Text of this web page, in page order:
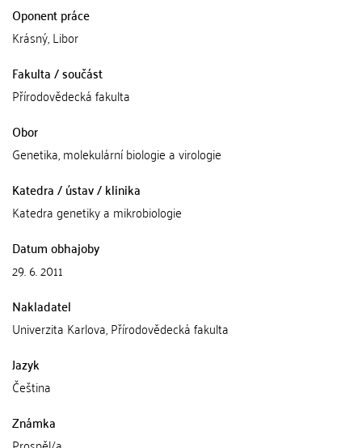
Oponent práce
Krásný, Libor
Fakulta / součást
Přírodovědecká fakulta
Obor
Genetika, molekulární biologie a virologie
Katedra / ústav / klinika
Katedra genetiky a mikrobiologie
Datum obhajoby
29. 6. 2011
Nakladatel
Univerzita Karlova, Přírodovědecká fakulta
Jazyk
Čeština
Známka